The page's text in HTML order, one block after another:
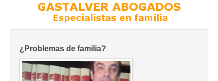
¿Problemas de familia?